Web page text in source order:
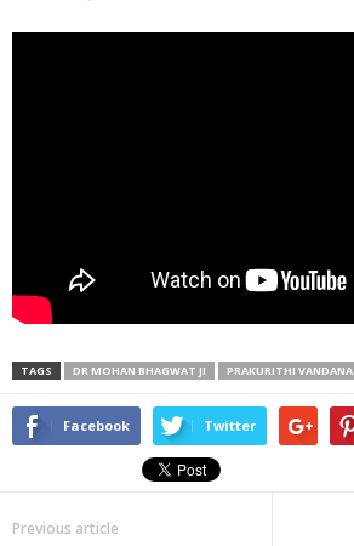
TAGS DR MOHAN BHAGWAT JI PRAKURITHI VANDANA
Facebook Twitter
Previous article